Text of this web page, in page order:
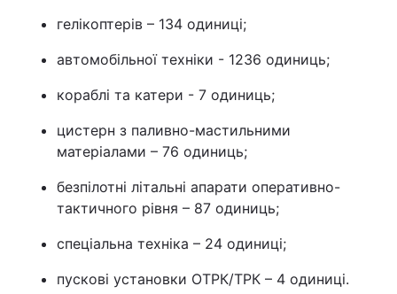
Архів Вакансії
Контакти
Послуги
Тема оформлення
гелікоптерів – 134 одиниці;
автомобільної техніки - 1236 одиниць;
кораблі та катери - 7 одиниць;
цистерн з паливно-мастильними
матеріалами – 76 одиниць;
безпілотні літальні апарати оперативно-
тактичного рівня – 87 одиниць;
спеціальна техніка – 24 одиниці;
пускові установки ОТРК/ТРК – 4 одиниці.